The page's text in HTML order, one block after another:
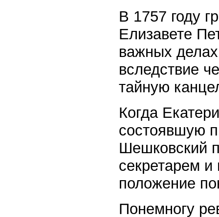
В 1757 году
Елизавете
важных
вследствие
тайную
Когда
состоявшую
Шешковский
секретарем
положение
Понемногу